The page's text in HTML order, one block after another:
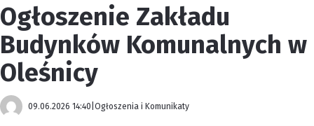
Ogłoszenie Zakładu
Budynków Komunalnych w
Oleśnicy
09.06.2026 14:40 Ogłoszenia i Komunikaty